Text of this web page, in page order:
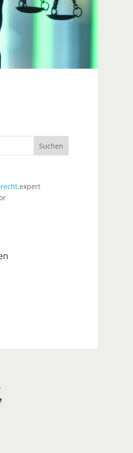
Suchen
expert